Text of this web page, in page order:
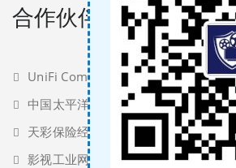
合作伙伴
UniFi Completion Guaranty
中国太平洋保险
天彩保险经纪
影视工业网